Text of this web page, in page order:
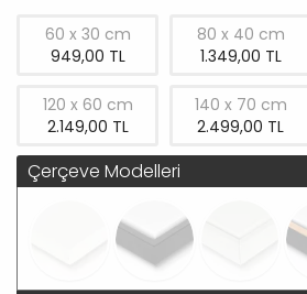
60 x 30 cm
949,00 TL
80 x 40 cm
1.349,00 TL
120 x 60 cm
2.149,00 TL
140 x 70 cm
2.499,00 TL
Çerçeve Modelleri